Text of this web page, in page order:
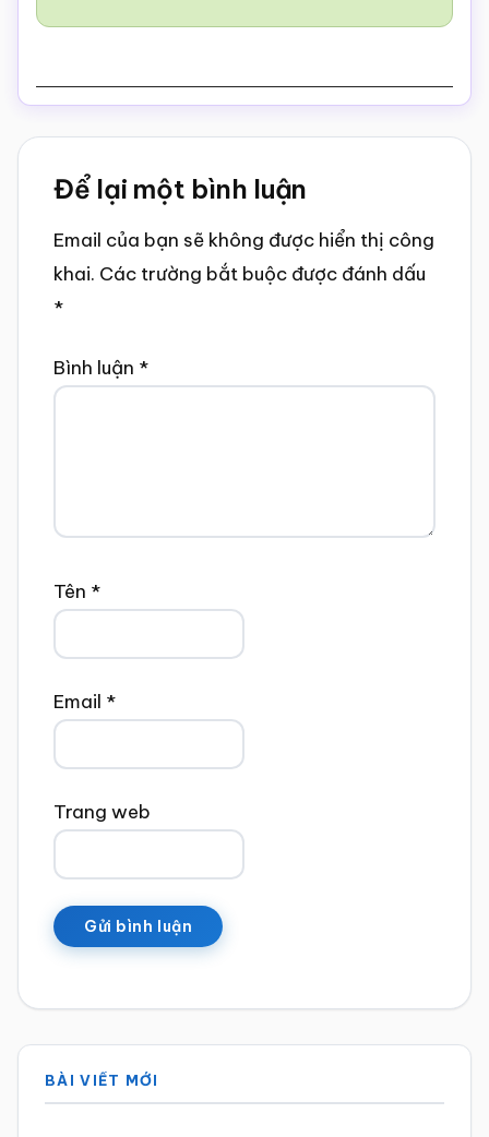
Reader
Interactions
Để lại một bình luận
Email của bạn sẽ không được hiển thị công
khai. Các trường bắt buộc được đánh dấu
*
Bình luận *
Tên *
Email *
Trang web
Sidebar
chính
BÀI VIẾT MỚI